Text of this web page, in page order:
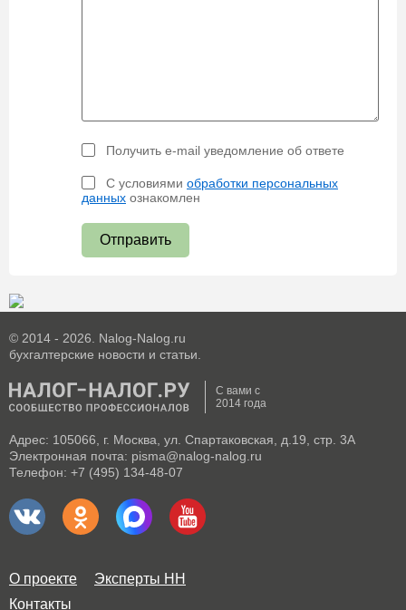
Получить e-mail уведомление об ответе
С условиями обработки персональных
данных ознакомлен
Отправить
© 2014 - 2026. Nalog-Nalog.ru
бухгалтерские новости и статьи.
С вами с
2014 года
Адрес: 105066, г. Москва, ул. Спартаковская, д.19, стр. 3А
Электронная почта: pisma@nalog-nalog.ru
Телефон: +7 (495) 134-48-07
О проекте
Эксперты НН
Контакты